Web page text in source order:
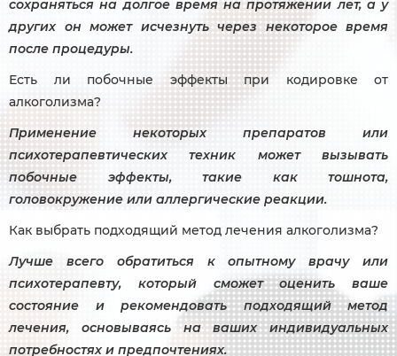
сохраняться на долгое время на протяжении лет, а у
других он может исчезнуть через некоторое время
после процедуры.
Есть ли побочные эффекты при кодировке от
алкоголизма?
Применение некоторых препаратов или
психотерапевтических техник может вызывать
побочные эффекты, такие как тошнота,
головокружение или аллергические реакции.
Как выбрать подходящий метод лечения алкоголизма?
Лучше всего обратиться к опытному врачу или
психотерапевту, который сможет оценить ваше
состояние и рекомендовать подходящий метод
лечения, основываясь на ваших индивидуальных
потребностях и предпочтениях.